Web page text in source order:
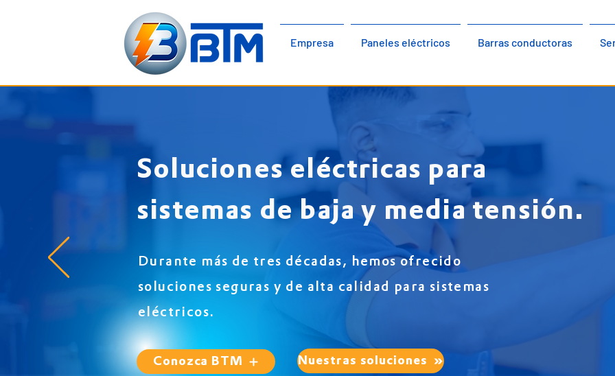
BTM Electromecánica | Paneles
Eléctricos | Baja Tensión |
Armarios de Media Tensión
Empresa Paneles eléctricos Barras conductoras
Soluciones eléctricas para
sistemas de baja y media tensión.
Durante más de tres décadas, hemos ofrecido
soluciones seguras y de alta calidad para sistemas
eléctricos.
Conozca BTM Nuestras soluciones